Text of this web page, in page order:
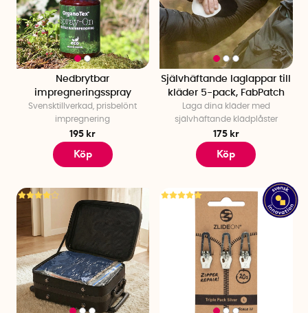
Nedbrytbar
impregneringsspray
Svensktillverkad, prisbelönt
impregnering
195 kr
Köp
Självhäftande laglappar till
kläder 5-pack, FabPatch
Laga dina kläder med
självhäftande klädplåster
175 kr
Köp